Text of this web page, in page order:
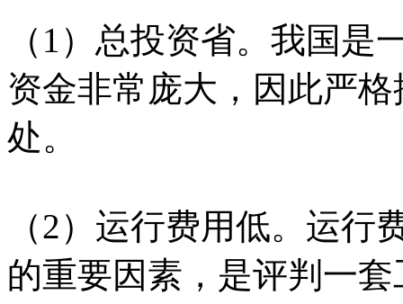
（1）总投资省。我国
资金非常庞大，因此严
处。
（2）运行费用低。运
的重要因素，是评判一